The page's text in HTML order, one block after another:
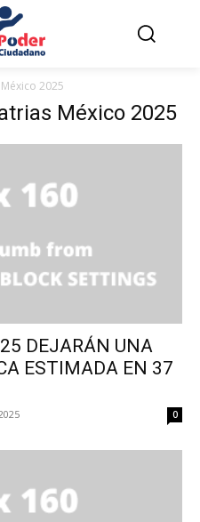
2025
México 2025
DEJARÁN UNA
ESTIMADA EN 37
0